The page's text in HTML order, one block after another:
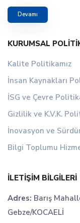
Devamı
KURUMSAL
Kalite Politikamız
İnsan Kaynakları
İSG ve Çevre
Gizlilik ve K.V.K.
İnovasyon ve
Bilgi Toplumu
İLETIŞIM BILGILERI
Adres: Barış
Gebze/KOCAELİ